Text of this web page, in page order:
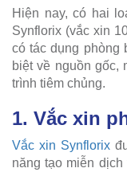
Hiện nay, có hai
Synflorix (vắc xin
có tác dụng phòng
biệt về nguồn gốc,
trình tiêm chủng.
1. Vắc xin
Vắc xin Synflorix
năng tạo miễn